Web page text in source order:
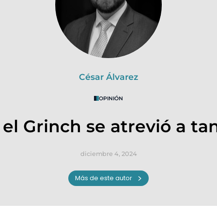
César Álvarez
OPINIÓN
el Grinch se atrevió a
diciembre 4, 2024
Más de este autor